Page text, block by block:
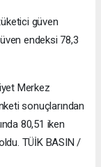
güven
endeksi 78,3
Merkez
sonuçlarından
80,51 iken
TÜİK BASIN /